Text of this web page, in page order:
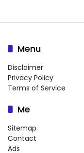
Menu
Disclaimer
Privacy Policy
Terms of Service
Me
Sitemap
Contact
Ads